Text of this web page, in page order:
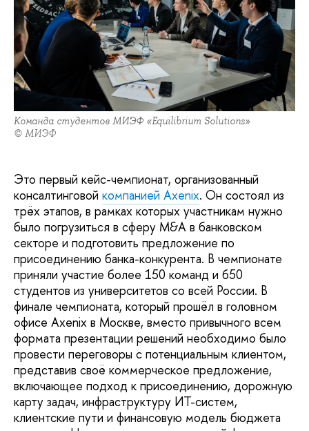
Команда студентов МИЭФ «Equilibrium Solutions»
© МИЭФ
Это первый кейс-чемпионат, организованный
консалтинговой компанией Axenix. Он состоял из
трёх этапов, в рамках которых участникам нужно
было погрузиться в сферу M&A в банковском
секторе и подготовить предложение по
присоединению банка-конкурента. В чемпионате
приняли участие более 150 команд и 650
студентов из университетов со всей России. В
финале чемпионата, который прошёл в головном
офисе Axenix в Москве, вместо привычного всем
формата презентации решений необходимо было
провести переговоры с потенциальным клиентом,
представив своё коммерческое предложение,
включающее подход к присоединению, дорожную
карту задач, инфраструктуру ИТ-систем,
клиентские пути и финансовую модель бюджета